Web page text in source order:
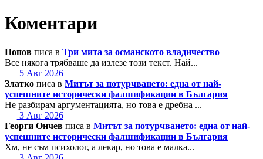
Коментари
Попов писа в Три мита за османското владичество
Все някога трябваше да излезе този текст. Най...
5 Авг 2026
Златко писа в Митът за потурчването: една от най-
успешните исторически фалшификации в България
Не разбирам аргументацията, но това е дребна ...
3 Авг 2026
Георги Ончев писа в Митът за потурчването: една от най-
успешните исторически фалшификации в България
Хм, не съм психолог, а лекар, но това е малка...